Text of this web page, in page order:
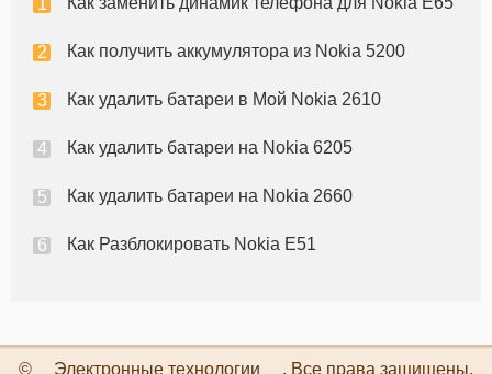
обеспечить до четырех часов и 30
Как получить аккумулятора из Nokia 5200
Как удалить батареи в Мой Nokia 2610
Как удалить батареи на Nokia 6205
Как удалить батареи на Nokia 2660
Как Разблокировать Nokia E51
© Электронные технологии . Все права защищены.